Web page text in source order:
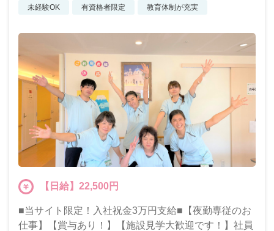
未経験OK 有資格者限定 教育体制が充実
【日給】22,500円
■当サイト限定！入社祝金3万円支給■【夜勤専従のお
仕事】【賞与あり！】【施設見学大歓迎です！】社員